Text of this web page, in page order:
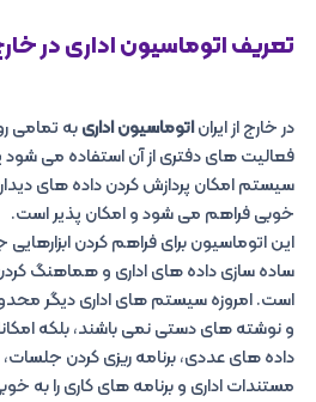
تعریف اتوماسیون اداری در
در خارج از ایراناتوماسیون اداریبه تمامی
فعالیت های دفتری از آن استفاده می شود
سیستم امکان پردازش کردن داده های
خوبی فراهم می شود و امکان پذیر است.
این اتوماسیون برای فراهم کردن
ساده سازی داده های اداری و هماهنگ
است. امروزه سیستم های اداری دیگر
و نوشته های دستی نمی باشند، بلکه
داده های عددی، برنامه ریزی کردن
مستندات اداری و برنامه های کاری را